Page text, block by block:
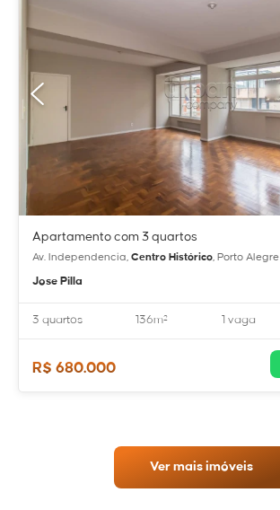
Apartamento com 3 quartos
Av. Independencia, Centro Histórico, Porto Alegre
Jose Pilla
3 quartos 136m² 1 vaga
R$ 680.000
Ver mais imóveis